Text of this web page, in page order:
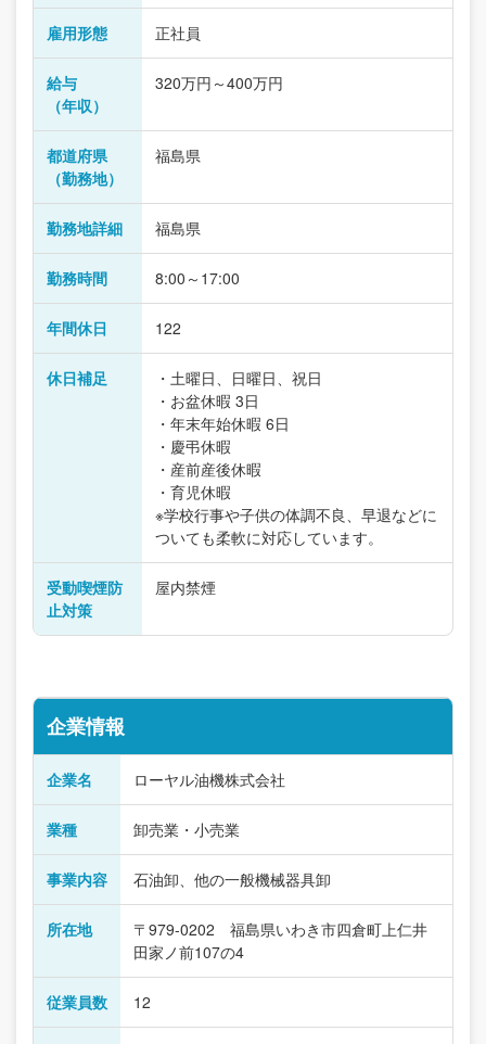
雇用形態 正社員
給与
（年収）
320万円～400万円
都道府県
（勤務地）
福島県
勤務地詳細 福島県
勤務時間 8:00～17:00
年間休日 122
休日補足
・土曜日、日曜日、祝日
・お盆休暇 3日
・年末年始休暇 6日
・慶弔休暇
・産前産後休暇
・育児休暇
※学校行事や子供の体調不良、早退などに
ついても柔軟に対応しています。
受動喫煙防
止対策
屋内禁煙
企業情報
企業名 ローヤル油機株式会社
業種 卸売業・小売業
事業内容 石油卸、他の一般機械器具卸
所在地
〒979-0202 福島県いわき市四倉町上仁井
田家ノ前107の4
従業員数 12